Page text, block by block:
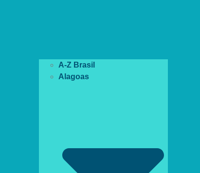
A-Z Brasil
Alagoas